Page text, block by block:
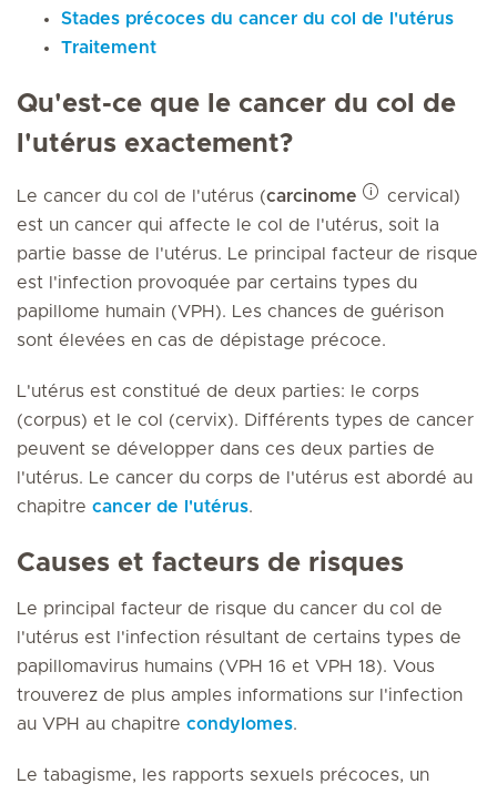
Stades précoces du cancer du col de l'utérus
Traitement
Qu'est-ce que le cancer du col de
l'utérus exactement?
Le cancer du col de l'utérus (carcinome
cervical)
est un cancer qui affecte le col de l'utérus, soit la
partie basse de l'utérus. Le principal facteur de risque
est l'infection provoquée par certains types du
papillome humain (VPH). Les chances de guérison
sont élevées en cas de dépistage précoce.
L'utérus est constitué de deux parties: le corps
(corpus) et le col (cervix). Différents types de cancer
peuvent se développer dans ces deux parties de
l'utérus. Le cancer du corps de l'utérus est abordé au
chapitre cancer de l'utérus.
Causes et facteurs de risques
Le principal facteur de risque du cancer du col de
l'utérus est l'infection résultant de certains types de
papillomavirus humains (VPH 16 et VPH 18). Vous
trouverez de plus amples informations sur l'infection
au VPH au chapitre condylomes.
Le tabagisme, les rapports sexuels précoces, un